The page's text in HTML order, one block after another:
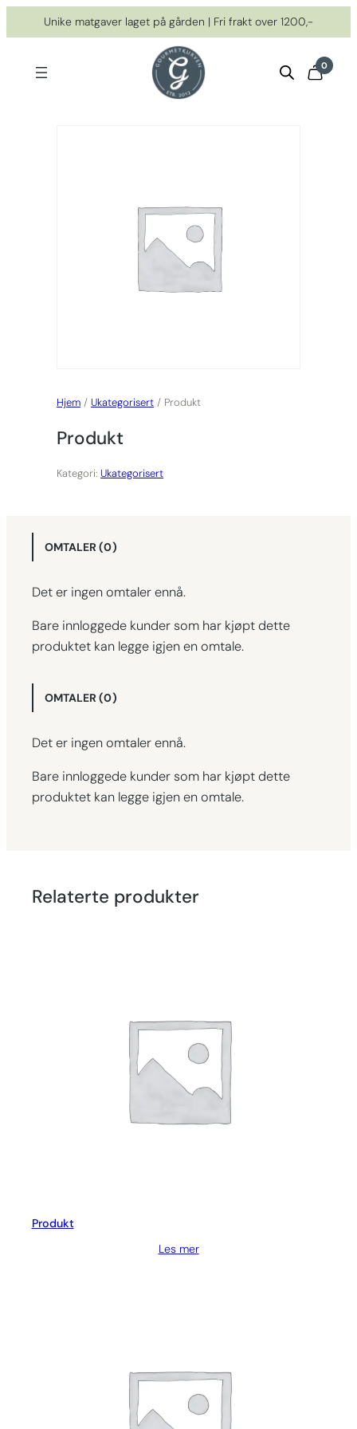
til
Unike matgaver laget på gården | Fri frakt over 1200,-
0
Hjem /Ukategorisert / Produkt
Produkt
Kategori:Ukategorisert
OMTALER (0)
Det er ingen omtaler ennå.
Bare innloggede kunder som har kjøpt dette
produktet kan legge igjen en omtale.
OMTALER (0)
Det er ingen omtaler ennå.
Bare innloggede kunder som har kjøpt dette
produktet kan legge igjen en omtale.
Relaterte produkter
Produkt
Les mer